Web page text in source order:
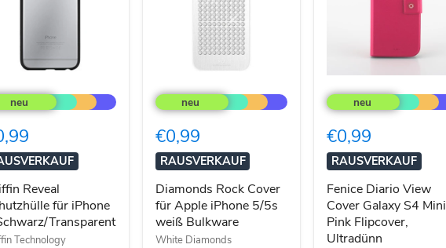
Transparent
Reveal
für iPhone
Transparent
Technology
Rock
Cover
Apple
iPhone
5/5s
weiß
Bulkware
€0,99
RAUSVERKAUF
Diamonds Rock Cover
für Apple iPhone 5/5s
weiß Bulkware
White Diamonds
Diario
View
Galaxy
S4
Mini
Pink
Flipcover,
Ultradünn
€0,99
RAUSVERKAUF
Fenice Diario View
Cover Galaxy S4 Mini
Pink Flipcover,
Ultradünn